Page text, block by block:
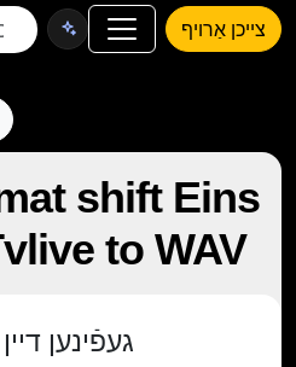
צייכן אַרויף
shift Eins
to WAV
געפֿינען